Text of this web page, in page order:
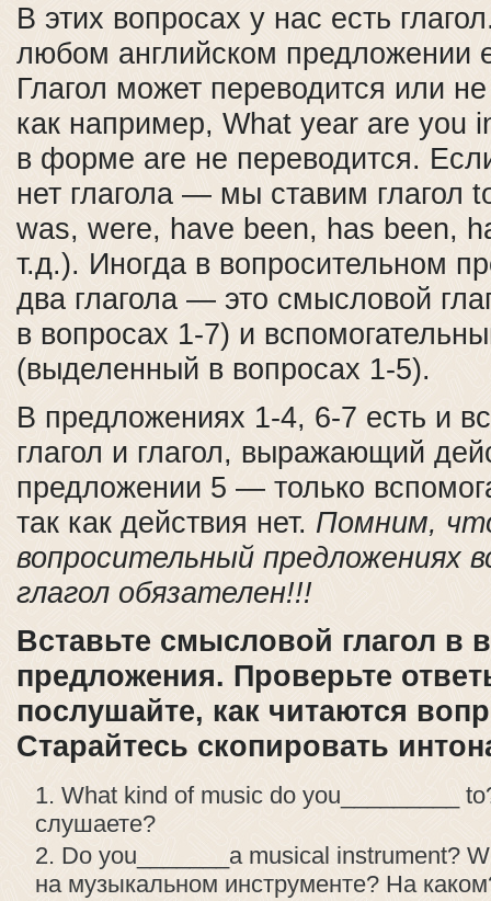
В этих вопросах у нас есть
любом английском предложении
Глагол может переводится или
как например, What year are you
в форме are не переводится.
нет глагола — мы ставим глагол
was, were, have been, has been,
т.д.). Иногда в вопросительном
два глагола — это смысловой
в вопросах 1-7) и
(выделенный в вопросах 1-5).
В предложениях 1-4, 6-7 есть и
глагол и глагол, выражающий
предложении 5 — только
так как действия нет. Помним,
вопросительный предложениях
глагол обязателен!!!
Вставьте смысловой глагол в
предложения. Проверьте
послушайте, как читаются
Старайтесь скопировать
What kind of music do you_________
слушаете?
Do you_______a musical instrument?
на музыкальном инструменте? На